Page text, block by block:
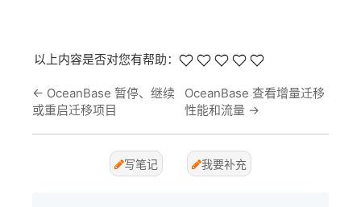
以上内容是否对您有帮助：
← OceanBase 暂停、继续
或重启迁移项目
OceanBase 查看增量迁移
性能和流量 →
写笔记 我要补充